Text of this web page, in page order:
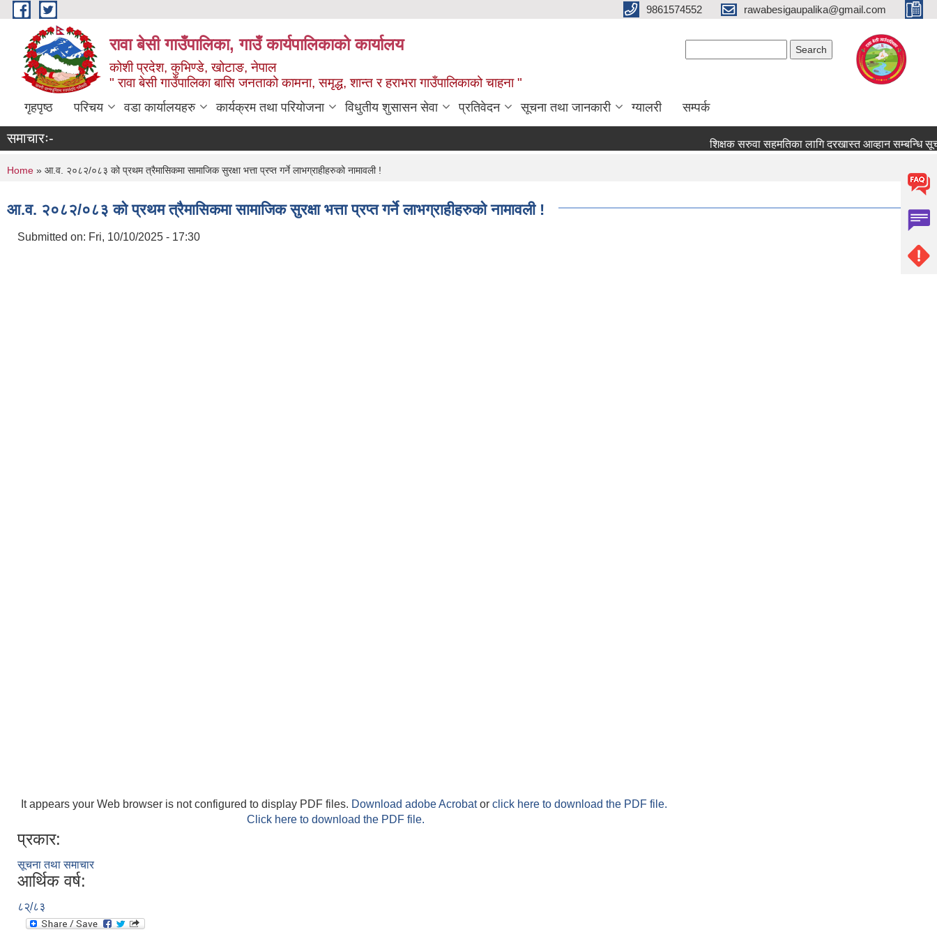
Skip to main content 9861574552 rawabesigaupalika@gmail.com
रावा बेसी गाउँपालिका, गाउँ कार्यपालिकाको कार्यालय
कोशी प्रदेश, कुभिण्डे, खोटाङ, नेपाल
" रावा बेसी गाउँपालिका बासि जनताको कामना, समृद्ध, शान्त र हराभरा गाउँपालिकाको चाहना "
गृहपृष्ठ परिचय वडा कार्यालयहरु कार्यक्रम तथा परियोजना विधुतीय शुसासन सेवा प्रतिवेदन सूचना तथा जानकारी ग्यालरी सम्पर्क
समाचारः- शिक्षक सरुवा सहमतिका लागि दरखास्त आव्हान सम्बन्धि सूचना !
You are here
Home » आ.व. २०८२/०८३ को प्रथम त्रैमासिकमा सामाजिक सुरक्षा भत्ता प्रप्त गर्ने लाभग्राहीहरुको नामावली !
आ.व. २०८२/०८३ को प्रथम त्रैमासिकमा सामाजिक सुरक्षा भत्ता प्रप्त गर्ने लाभग्राहीहरुको नामावली !
Submitted on: Fri, 10/10/2025 - 17:30
It appears your Web browser is not configured to display PDF files. Download adobe Acrobator click here to download the PDF file.
Click here to download the PDF file.
प्रकार:
सूचना तथा समाचार
आर्थिक वर्ष:
८२्/८३